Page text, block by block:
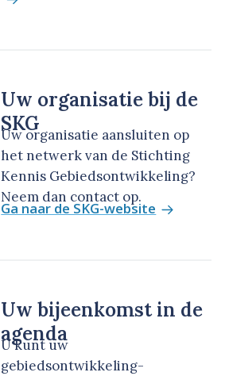
Uw organisatie bij de
SKG
Uw organisatie aansluiten op
het netwerk van de Stichting
Kennis Gebiedsontwikkeling?
Neem dan contact op.
Ga naar de SKG-website
Uw bijeenkomst in de
agenda
U kunt uw
gebiedsontwikkeling-